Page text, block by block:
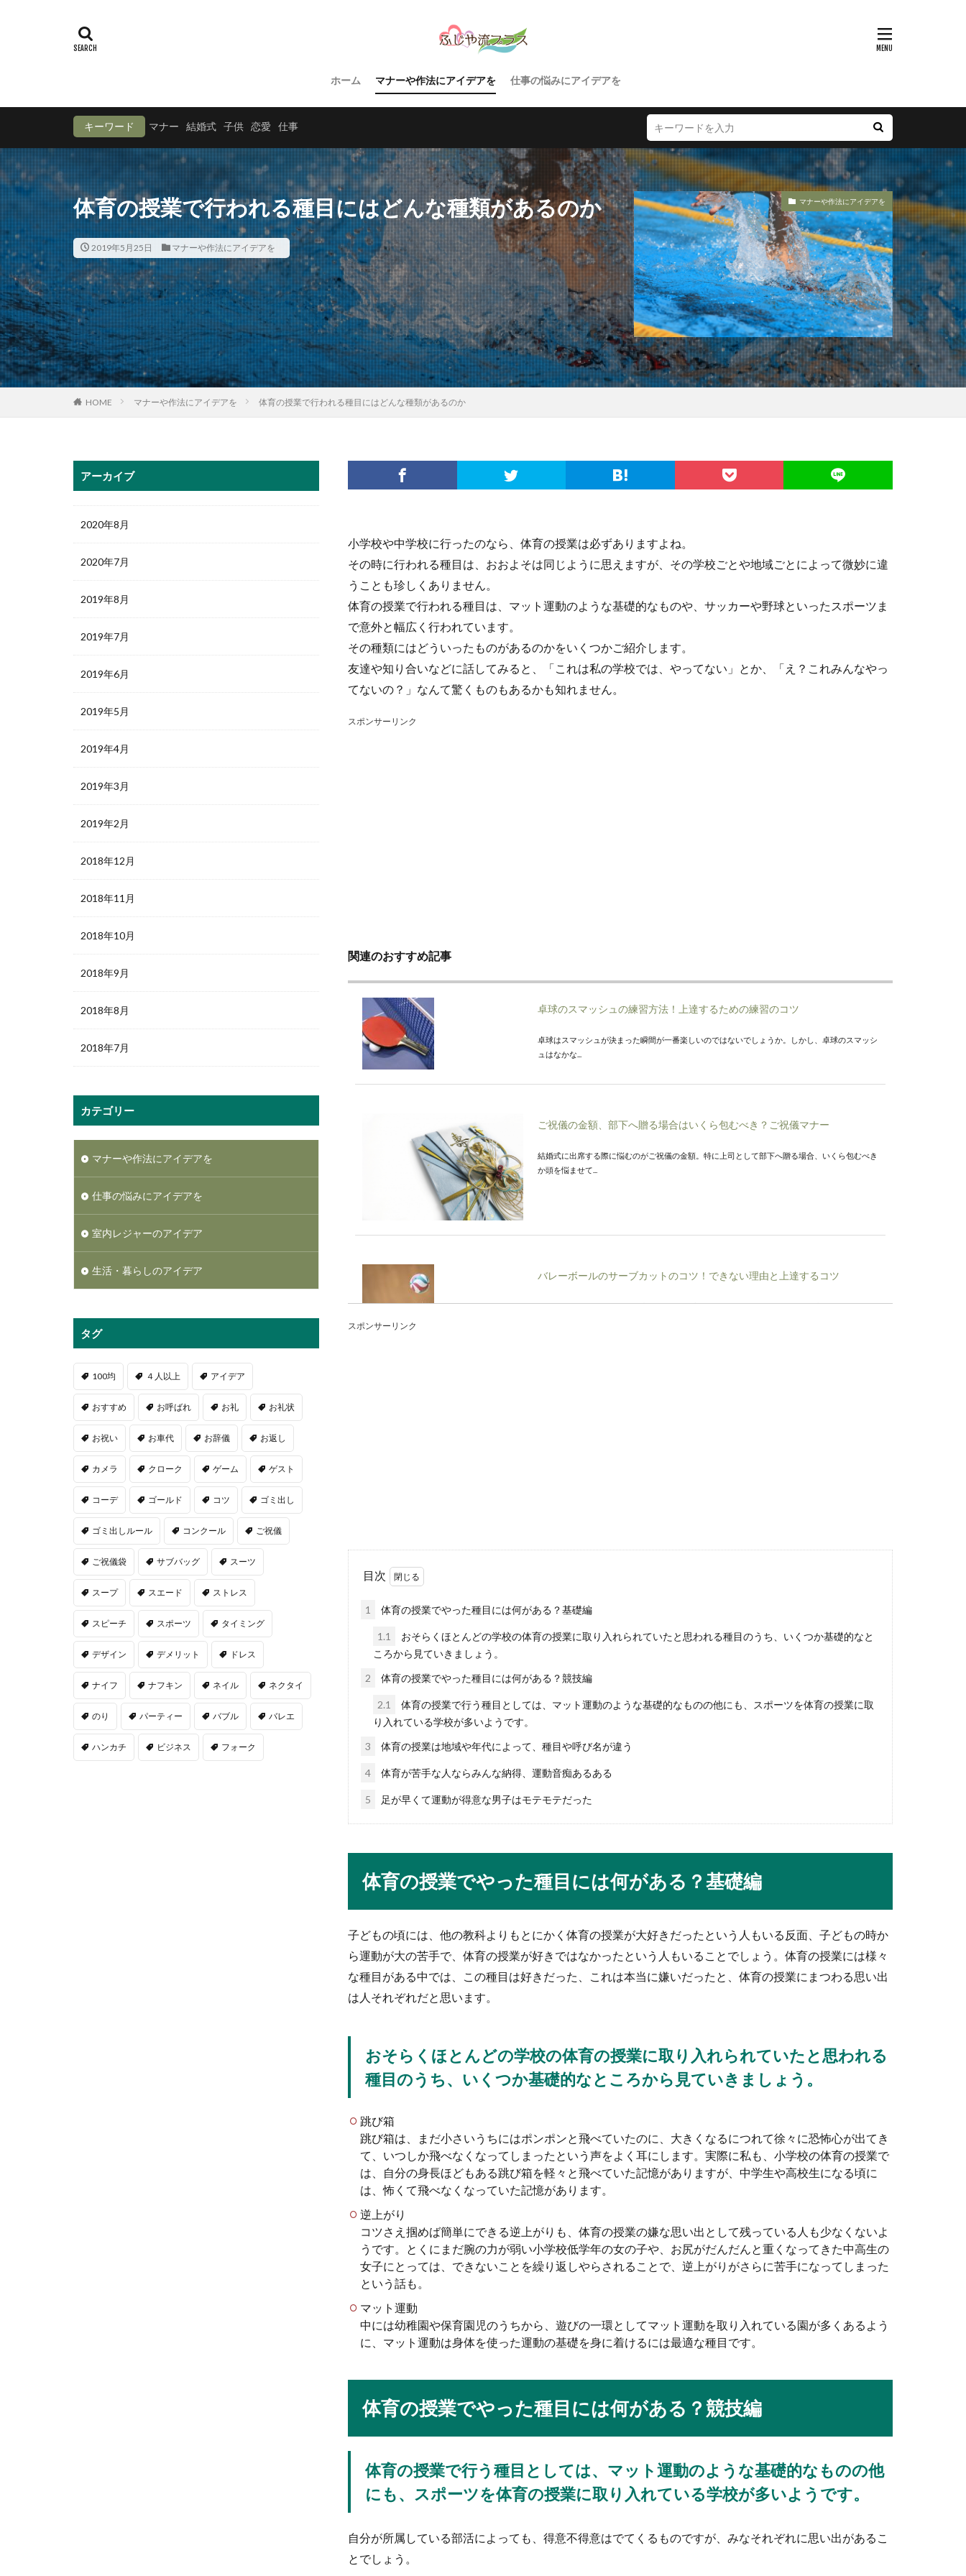
ホーム マナーや作法にアイデアを 仕事の悩みにアイデアを
キーワード マナー 結婚式 子供 恋愛 仕事
体育の授業で行われる種目にはどんな種類があるのか
2019年5月25日 マナーや作法にアイデアを
マナーや作法にアイデアを
HOME マナーや作法にアイデアを 体育の授業で行われる種目にはどんな種類があるのか
小学校や中学校に行ったのなら、体育の授業は必ずありますよね。
その時に行われる種目は、おおよそは同じように思えますが、その学校ごとや地域ごとによって微妙に違
うことも珍しくありません。
体育の授業で行われる種目は、マット運動のような基礎的なものや、サッカーや野球といったスポーツま
で意外と幅広く行われています。
その種類にはどういったものがあるのかをいくつかご紹介します。
友達や知り合いなどに話してみると、「これは私の学校では、やってない」とか、「え？これみんなやっ
てないの？」なんて驚くものもあるかも知れません。
スポンサーリンク
関連のおすすめ記事
卓球のスマッシュの練習方法！上達するための練習のコツ
卓球はスマッシュが決まった瞬間が一番楽しいのではないでしょうか。しかし、卓球のスマッシ
ュはなかな...
ご祝儀の金額、部下へ贈る場合はいくら包むべき？ご祝儀マナー
結婚式に出席する際に悩むのがご祝儀の金額。特に上司として部下へ贈る場合、いくら包むべき
か頭を悩ませて...
バレーボールのサーブカットのコツ！できない理由と上達するコツ
バレーボールをしている人の中には、サーブカットがなかなかうまくできない事に頭を悩ませて
式がNGと言わ...
なら問題なかっ...
習字教室を開くには？自宅開業を目指しているあなたへアドバイス
は何が必要...
洋食でのマナーで悩むのが「ライスの食べ方」ではないでしょうか。洋食ではフォークとナイフ
結婚式後の年賀状には印刷された文面以外にも一言を添えたほうが良いのでしょうか？ついつい
沢山の...
新婚家庭へ結婚祝いのプレゼントで食べ物を贈る時の上手な選び方
というのはマナ...
ダンスは独学でもプロになれる？プロになりたい！という人も多いと思います。独学だとプロに
はなれない...
結婚式に参列する時に持っていく女子のための持ち物リスト
スポンサーリンク
目次
1 体育の授業でやった種目には何がある？基礎編
1.1
おそらくほとんどの学校の体育の授業に取り入れられていたと思われる種目のうち、いくつか基礎的なと
ころから見ていきましょう。
2
体育の授業でやった種目には何がある？競技編
2.1
体育の授業で行う種目としては、マット運動のような基礎的なものの他にも、スポーツを体育の授業に取
り入れている学校が多いようです。
3
体育の授業は地域や年代によって、種目や呼び名が違う
4 体育が苦手な人ならみんな納得、運動音痴あるある
5 足が早くて運動が得意な男子はモテモテだった
体育の授業でやった種目には何がある？基礎編
子どもの頃には、他の教科よりもとにかく体育の授業が大好きだったという人もいる反面、子どもの時か
ら運動が大の苦手で、体育の授業が好きではなかったという人もいることでしょう。体育の授業には様々
な種目がある中では、この種目は好きだった、これは本当に嫌いだったと、体育の授業にまつわる思い出
は人それぞれだと思います。
おそらくほとんどの学校の体育の授業に取り入れられていたと思われる
種目のうち、いくつか基礎的なところから見ていきましょう。
跳び箱
跳び箱は、まだ小さいうちにはポンポンと飛べていたのに、大きくなるにつれて徐々に恐怖心が出てき
て、いつしか飛べなくなってしまったという声をよく耳にします。実際に私も、小学校の体育の授業で
は、自分の身長ほどもある跳び箱を軽々と飛べていた記憶がありますが、中学生や高校生になる頃に
は、怖くて飛べなくなっていた記憶があります。
逆上がり
コツさえ掴めば簡単にできる逆上がりも、体育の授業の嫌な思い出として残っている人も少なくないよ
うです。とくにまだ腕の力が弱い小学校低学年の女の子や、お尻がだんだんと重くなってきた中高生の
女子にとっては、できないことを繰り返しやらされることで、逆上がりがさらに苦手になってしまった
という話も。
マット運動
中には幼稚園や保育園児のうちから、遊びの一環としてマット運動を取り入れている園が多くあるよう
に、マット運動は身体を使った運動の基礎を身に着けるには最適な種目です。
体育の授業でやった種目には何がある？競技編
体育の授業で行う種目としては、マット運動のような基礎的なものの他
にも、スポーツを体育の授業に取り入れている学校が多いようです。
自分が所属している部活によっても、得意不得意はでてくるものですが、みなそれぞれに思い出があるこ
とでしょう。
アーカイブ
2020年8月
2020年7月
2019年8月
2019年7月
2019年6月
2019年5月
2019年4月
2019年3月
2019年2月
2018年12月
2018年11月
2018年10月
2018年9月
2018年8月
2018年7月
カテゴリー
マナーや作法にアイデアを
仕事の悩みにアイデアを
室内レジャーのアイデア
生活・暮らしのアイデア
タグ
100均 ４人以上 アイデア
おすすめ お呼ばれ お礼 お礼状
お祝い お車代 お辞儀 お返し
カメラ クローク ゲーム ゲスト
コーデ ゴールド コツ ゴミ出し
ゴミ出しルール コンクール ご祝儀
ご祝儀袋 サブバッグ スーツ
スープ スエード ストレス
スピーチ スポーツ タイミング
デザイン デメリット ドレス
ナイフ ナフキン ネイル ネクタイ
のり パーティー バブル バレエ
ハンカチ ビジネス フォーク